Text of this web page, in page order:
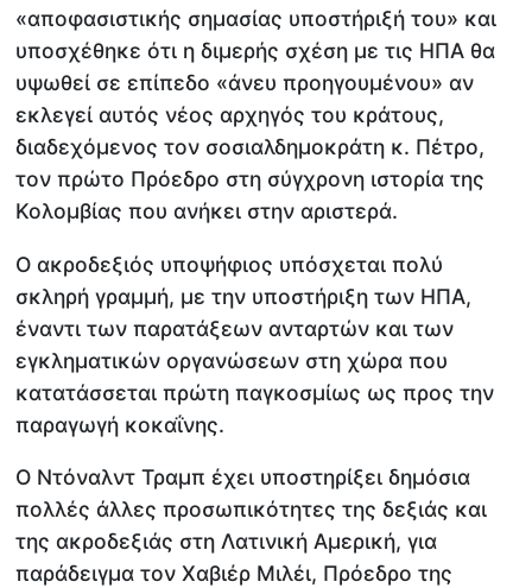
«αποφασιστικής σημασίας υποστήριξή του» και
υποσχέθηκε ότι η διμερής σχέση με τις ΗΠΑ θα
υψωθεί σε επίπεδο «άνευ προηγουμένου» αν
εκλεγεί αυτός νέος αρχηγός του κράτους,
διαδεχόμενος τον σοσιαλδημοκράτη κ. Πέτρο,
τον πρώτο Πρόεδρο στη σύγχρονη ιστορία της
Κολομβίας που ανήκει στην αριστερά.
Ο ακροδεξιός υποψήφιος υπόσχεται πολύ
σκληρή γραμμή, με την υποστήριξη των ΗΠΑ,
έναντι των παρατάξεων ανταρτών και των
εγκληματικών οργανώσεων στη χώρα που
κατατάσσεται πρώτη παγκοσμίως ως προς την
παραγωγή κοκαΐνης.
Ο Ντόναλντ Τραμπ έχει υποστηρίξει δημόσια
πολλές άλλες προσωπικότητες της δεξιάς και
της ακροδεξιάς στη Λατινική Αμερική, για
παράδειγμα τον Χαβιέρ Μιλέι, Πρόεδρο της